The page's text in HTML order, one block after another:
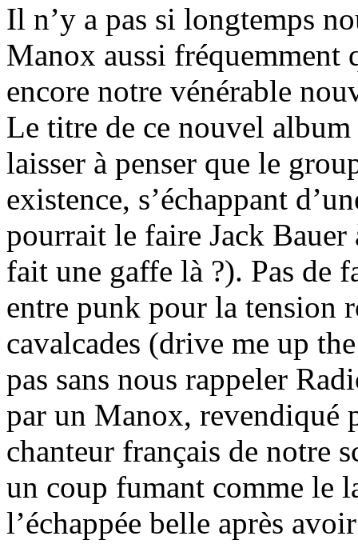
Il n’y a pas si longtemps
Manox aussi
encore notre vénérable
Le titre de ce nouvel
laisser à penser que le
existence, s’échappant
pourrait le faire Jack
fait une gaffe là ?). Pas de
entre punk pour la tension
cavalcades (drive me up
pas sans nous rappeler
par un Manox, revendiqué
chanteur français de notre
un coup fumant comme le
l’échappée belle après